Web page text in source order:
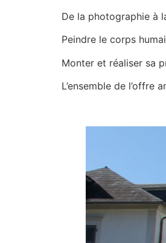
De la photographie à
Peindre le corps
Monter et réaliser sa
L’ensemble de